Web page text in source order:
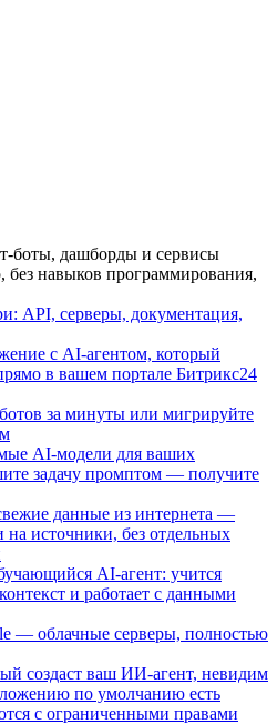
боты, дашборды и сервисы
без навыков программирования,
API, серверы, документация,
с AI-агентом, который
в вашем портале Битрикс24
за минуты или мигрируйте
AI-модели для ваших
задачу промптом — получите
данные из интернета —
на источники, без отдельных
AI-агент: учится
и работает с данными
— облачные серверы, полностью
создаст ваш ИИ-агент, невидим
по умолчанию есть
с ограниченными правами